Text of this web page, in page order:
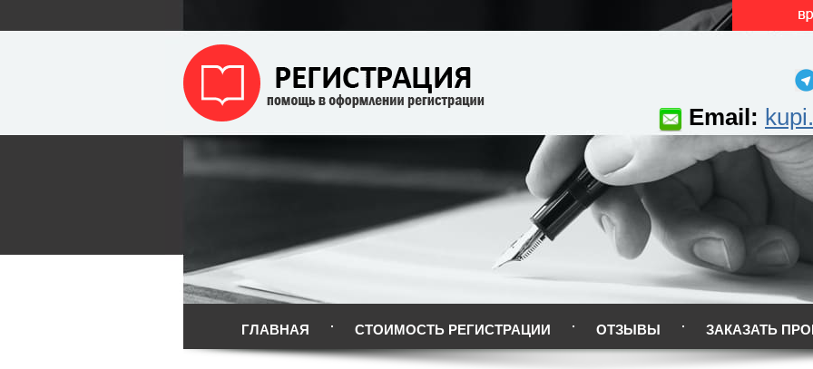
Email:
ГЛАВНАЯ СТОИМОСТЬ РЕГИСТРАЦИИ ОТЗЫВЫ ЗАКАЗАТЬ